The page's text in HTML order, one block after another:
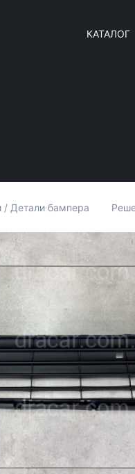
КАТАЛОГ
/ Детали бампера